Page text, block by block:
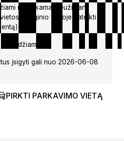
nemokamai neužimant
(renginio vietoje pateikti
įsigyti gali nuo 2026-06-08
PIRKTI PARKAVIMO VIETĄ